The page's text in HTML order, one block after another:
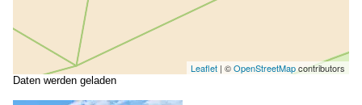
Leaflet | ©OpenStreetMapcontributors
Daten werden geladen